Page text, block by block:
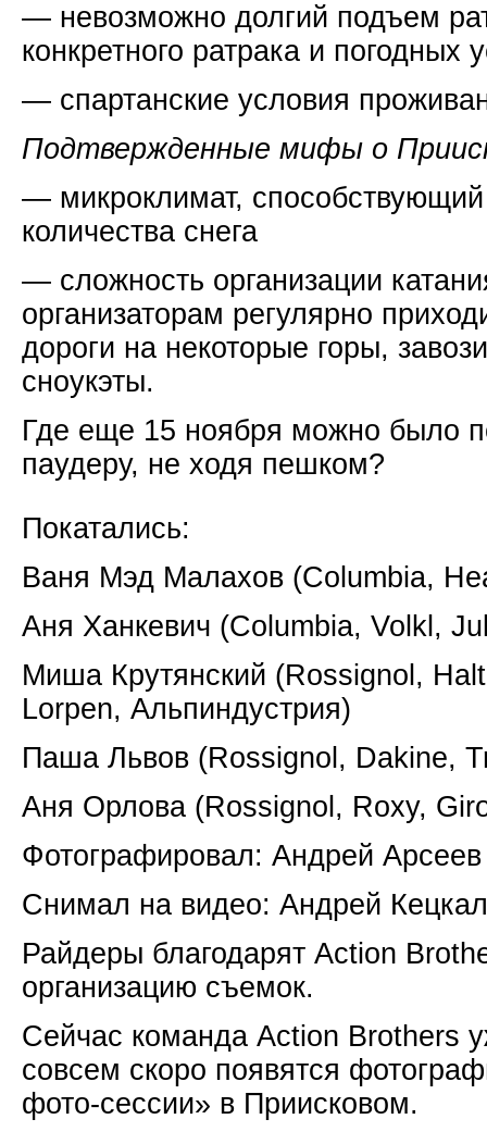
— невозможно долгий подъем
конкретного ратрака и погодных
— спартанские условия
Подтвержденные мифы о
— микроклимат,
количества снега
— сложность организации
организаторам регулярно
дороги на некоторые горы,
сноукэты.
Где еще 15 ноября можно было
паудеру, не ходя пешком?
Покатались:
Ваня Мэд Малахов (Columbia,
Аня Ханкевич (Columbia, Volkl,
Миша Крутянский (Rossignol,
Lorpen, Альпиндустрия)
Паша Львов (Rossignol, Dakine,
Аня Орлова (Rossignol, Roxy,
Фотографировал: Андрей
Снимал на видео: Андрей
Райдеры благодарят Action
организацию съемок.
Сейчас команда Action Brothers
совсем скоро появятся
фото-сессии» в Приисковом.